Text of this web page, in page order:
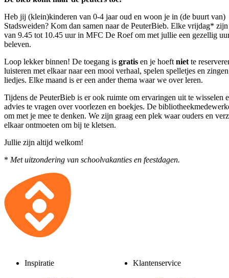
Heb jij (klein)kinderen van 0-4 jaar oud en woon je in (de buurt van)
Stadsweiden? Kom dan samen naar de PeuterBieb. Elke vrijdag*
van 9.45 tot 10.45 uur in MFC De Roef om met jullie een gezellig
beleven.
Loop lekker binnen! De toegang is gratis en je hoeft niet te
luisteren met elkaar naar een mooi verhaal, spelen spelletjes en zingen
liedjes. Elke maand is er een ander thema waar we over leren.
Tijdens de PeuterBieb is er ook ruimte om ervaringen uit te wisselen
advies te vragen over voorlezen en boekjes. De
om met je mee te denken. We zijn graag een plek waar ouders en
elkaar ontmoeten om bij te kletsen.
Jullie zijn altijd welkom!
* Met uitzondering van schoolvakanties en feestdagen.
Inspiratie Klantenservice